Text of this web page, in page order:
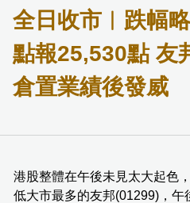
全日收市︱跌幅
點報25,530點 友
倉置業績後發威
港股整體在午後未見太大起色
低大市最多的友邦(01299)，午